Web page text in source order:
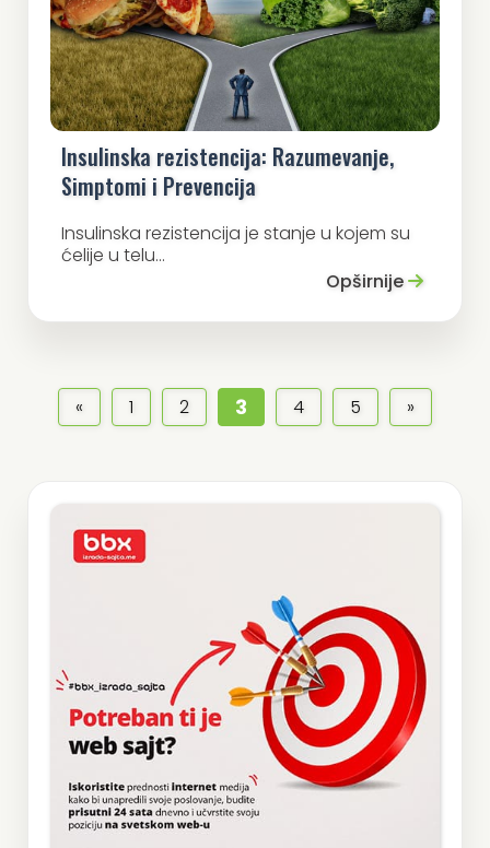
Insulinska rezistencija: Razumevanje,
Simptomi i Prevencija
Insulinska rezistencija je stanje u kojem su
ćelije u telu...
Opširnije
« 1 2 3 4 5 »